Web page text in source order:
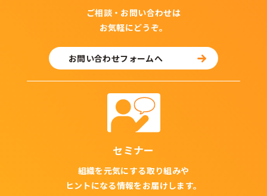
ご相談・お問い合わせは
お気軽にどうぞ。
お問い合わせフォームへ
セミナー
組織を元気にする取り組みや
ヒントになる情報をお届けします。